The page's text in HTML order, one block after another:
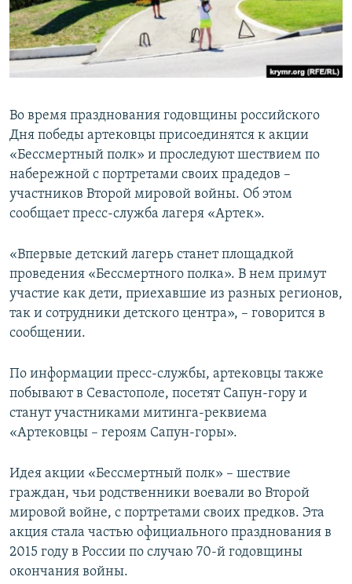
ПОБЕДИТЕЛЕЙ НЕ СУДЯТ?
КРЫМ.НЕПОКОРЕННЫЙ
ELIFBE
ПРИСОЕДИНЯЙТЕСЬ!
Все сайты RFE/RL
Во время празднования годовщины российского
Дня победы артековцы присоединятся к акции
«Бессмертный полк» и проследуют шествием по
набережной с портретами своих прадедов –
участников Второй мировой войны. Об этом
сообщает пресс-служба лагеря «Артек».
«Впервые детский лагерь станет площадкой
проведения «Бессмертного полка». В нем примут
участие как дети, приехавшие из разных регионов,
так и сотрудники детского центра», – говорится в
сообщении.
По информации пресс-службы, артековцы также
побывают в Севастополе, посетят Сапун-гору и
станут участниками митинга-реквиема
«Артековцы – героям Сапун-горы».
Идея акции «Бессмертный полк» – шествие
граждан, чьи родственники воевали во Второй
мировой войне, с портретами своих предков. Эта
акция стала частью официального празднования в
2015 году в России по случаю 70-й годовщины
окончания войны.